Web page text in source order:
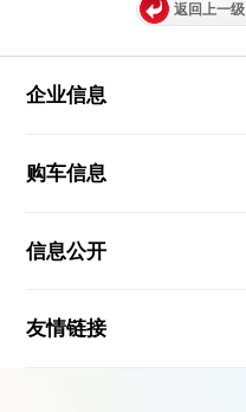
返回上一级
企业信息
购车信息
信息公开
友情链接